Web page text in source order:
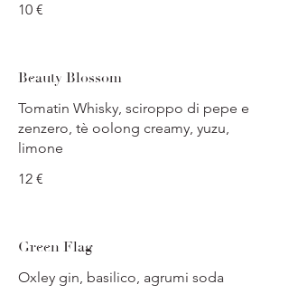
10 €
Beauty Blossom
Tomatin Whisky, sciroppo di pepe e
zenzero, tè oolong creamy, yuzu,
limone
12 €
Green Flag
Oxley gin, basilico, agrumi soda